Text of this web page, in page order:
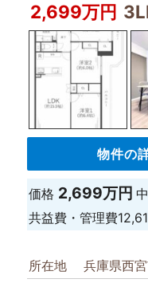
2,699万円
物件の
価格 2,699万円
共益費・管理費
所在地 兵庫県西